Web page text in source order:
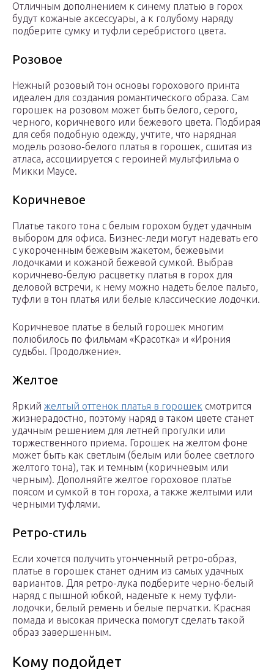
Отличным дополнением к синему платью в горох
будут кожаные аксессуары, а к голубому наряду
подберите сумку и туфли серебристого цвета.
Розовое
Нежный розовый тон основы горохового принта
идеален для создания романтического образа. Сам
горошек на розовом может быть белого, серого,
черного, коричневого или бежевого цвета. Подбирая
для себя подобную одежду, учтите, что нарядная
модель розово-белого платья в горошек, сшитая из
атласа, ассоциируется с героиней мультфильма о
Микки Маусе.
Коричневое
Платье такого тона с белым горохом будет удачным
выбором для офиса. Бизнес-леди могут надевать его
с укороченным бежевым жакетом, бежевыми
лодочками и кожаной бежевой сумкой. Выбрав
коричнево-белую расцветку платья в горох для
деловой встречи, к нему можно надеть белое пальто,
туфли в тон платья или белые классические лодочки.
Коричневое платье в белый горошек многим
полюбилось по фильмам «Красотка» и «Ирония
судьбы. Продолжение».
Желтое
Яркий желтый оттенок платья в горошек смотрится
жизнерадостно, поэтому наряд в таком цвете станет
удачным решением для летней прогулки или
торжественного приема. Горошек на желтом фоне
может быть как светлым (белым или более светлого
желтого тона), так и темным (коричневым или
черным). Дополняйте желтое гороховое платье
поясом и сумкой в тон гороха, а также желтыми или
черными туфлями.
Ретро-стиль
Если хочется получить утонченный ретро-образ,
платье в горошек станет одним из самых удачных
вариантов. Для ретро-лука подберите черно-белый
наряд с пышной юбкой, наденьте к нему туфли-
лодочки, белый ремень и белые перчатки. Красная
помада и высокая прическа помогут сделать такой
образ завершенным.
Кому подойдет